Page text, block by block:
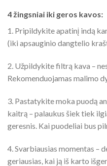
4 žingsniai iki geros kavos:
1. Pripildykite apatinį indą
(iki apsauginio dangtelio
2. Užpildykite filtrą kava –
Rekomenduojamas malimo
3. Pastatykite moka puodą
kaitrą – palaukus šiek tiek
geresnis. Kai puodeliai bus
4. Svarbiausias momentas –
geriausias, kai ją iš karto